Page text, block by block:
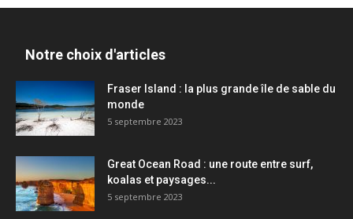
Notre choix d'articles
Fraser Island : la plus grande île de sable du
monde
5 septembre 2023
Great Ocean Road : une route entre surf,
koalas et paysages...
5 septembre 2023